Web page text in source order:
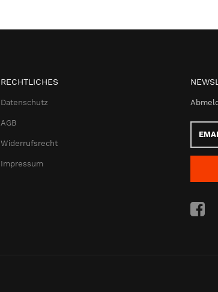
RECHTLICHES
Datenschutz
AGB
Widerrufsrecht
Impressum
Email-